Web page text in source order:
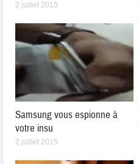
2 juillet 2015
Samsung vous espionne à
votre insu
2 juillet 2015